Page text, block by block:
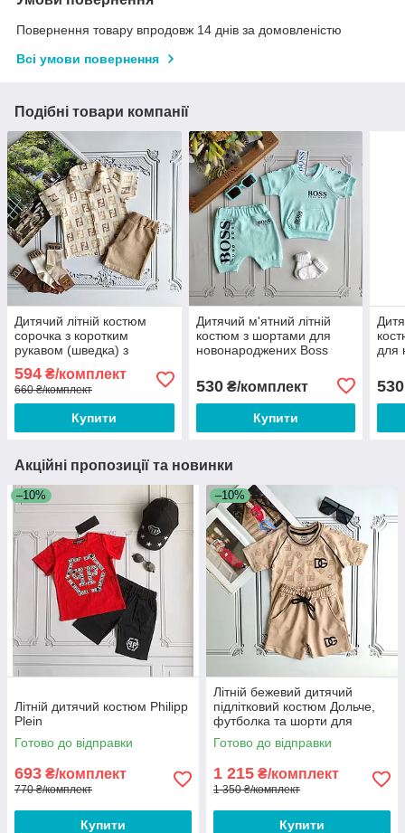
Повернення товару впродовж 14 днів за домовленістю
Всі умови повернення
Подібні товари компанії
Дитячий літній костюм
сорочка з коротким
рукавом (шведка) з
Fendi
594 ₴/комплект
660 ₴/комплект
Купити
Дитячий м'ятний літній
костюм з шортами для
новонароджених Boss
530₴/комплект
Купити
для
530
Акційні пропозиції та новинки
–10%
Літній дитячий костюм Philipp
Plein
Готово до відправки
693 ₴/комплект
770 ₴/комплект
Купити
–10%
Літній бежевий дитячий
підлітковий костюм Дольче,
футболка та шорти для
хлопчика
Готово до відправки
1 215 ₴/комплект
1 350 ₴/комплект
Купити